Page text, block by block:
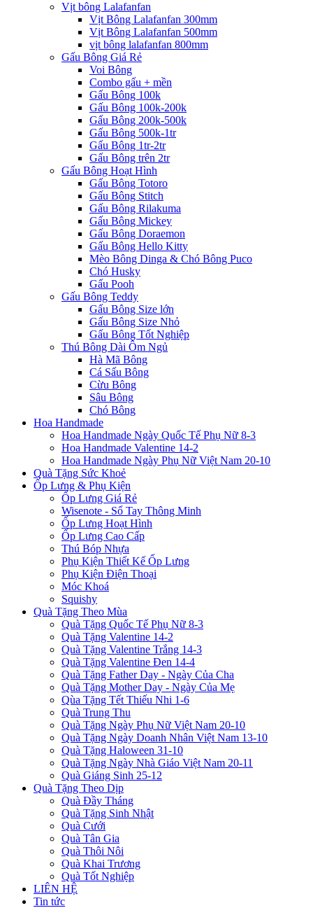
Vịt bông Lalafanfan
Vịt Bông Lalafanfan 300mm
Vịt Bông Lalafanfan 500mm
vịt bông lalafanfan 800mm
Gấu Bông Giá Rẻ
Voi Bông
Combo gấu + mền
Gấu Bông 100k
Gấu Bông 100k-200k
Gấu Bông 200k-500k
Gấu Bông 500k-1tr
Gấu Bông 1tr-2tr
Gấu Bông trên 2tr
Gấu Bông Hoạt Hình
Gấu Bông Totoro
Gấu Bông Stitch
Gấu Bông Rilakuma
Gấu Bông Mickey
Gấu Bông Doraemon
Gấu Bông Hello Kitty
Mèo Bông Dinga & Chó Bông Puco
Chó Husky
Gấu Pooh
Gấu Bông Teddy
Gấu Bông Size lớn
Gấu Bông Size Nhỏ
Gấu Bông Tốt Nghiệp
Thú Bông Dài Ôm Ngủ
Hà Mã Bông
Cá Sấu Bông
Cừu Bông
Sâu Bông
Chó Bông
Hoa Handmade
Hoa Handmade Ngày Quốc Tế Phụ Nữ 8-3
Hoa Handmade Valentine 14-2
Hoa Handmade Ngày Phụ Nữ Việt Nam 20-10
Quà Tặng Sức Khoẻ
Ốp Lưng & Phụ Kiện
Ốp Lưng Giá Rẻ
Wisenote - Sổ Tay Thông Minh
Ốp Lưng Hoạt Hình
Ốp Lưng Cao Cấp
Thú Bóp Nhựa
Phụ Kiện Thiết Kế Ốp Lưng
Phụ Kiện Điện Thoại
Móc Khoá
Squishy
Quà Tặng Theo Mùa
Quà Tặng Quốc Tế Phụ Nữ 8-3
Quà Tặng Valentine 14-2
Quà Tặng Valentine Trắng 14-3
Quà Tặng Valentine Đen 14-4
Quà Tặng Father Day - Ngày Của Cha
Quà Tặng Mother Day - Ngày Của Mẹ
Qùa Tặng Tết Thiếu Nhi 1-6
Quà Trung Thu
Quà Tặng Ngày Phụ Nữ Việt Nam 20-10
Quà Tặng Ngày Doanh Nhân Việt Nam 13-10
Quà Tặng Haloween 31-10
Quà Tặng Ngày Nhà Giáo Việt Nam 20-11
Quà Giáng Sinh 25-12
Quà Tặng Theo Dịp
Quà Đầy Tháng
Quà Tặng Sinh Nhật
Quà Cưới
Quà Tân Gia
Quà Thôi Nôi
Quà Khai Trương
Quà Tốt Nghiệp
LIÊN HỆ
Tin tức